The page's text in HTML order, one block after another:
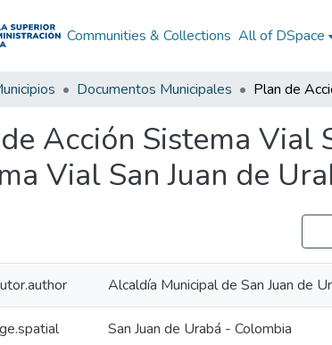
Communities & Collections All of DSpace
Documentos Municipales
Acción Sistema Vial
Vial San Juan de
Alcaldía Municipal de San Juan de
San Juan de Urabá - Colombia